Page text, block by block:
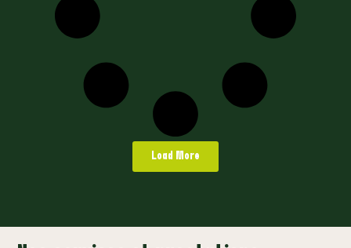
Load More